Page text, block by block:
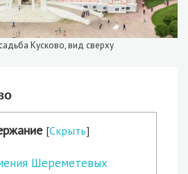
Кусково, вид сверху
[Скрыть]
Шереметевых